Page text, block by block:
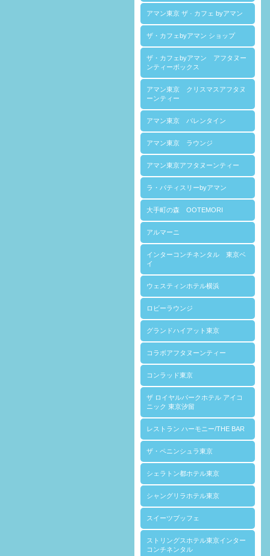
アマン東京 ザ · カフェ byアマン
ザ・カフェbyアマン ショップ
ザ・カフェbyアマン アフタヌー
ンティーボックス
アマン東京 クリスマスアフタヌ
ーンティー
アマン東京 バレンタイン
アマン東京 ラウンジ
アマン東京アフタヌーンティー
ラ・パティスリーbyアマン
大手町の森 OOTEMORI
アルマーニ
インターコンチネンタル 東京ベ
イ
ウェスティンホテル横浜
ロビーラウンジ
グランドハイアット東京
コラボアフタヌーンティー
コンラッド東京
ザ ロイヤルパークホテル アイコ
ニック 東京汐留
レストラン ハーモニー/THE BAR
ザ・ペニンシュラ東京
シェラトン都ホテル東京
シャングリラホテル東京
スイーツブッフェ
ストリングスホテル東京インター
コンチネンタル